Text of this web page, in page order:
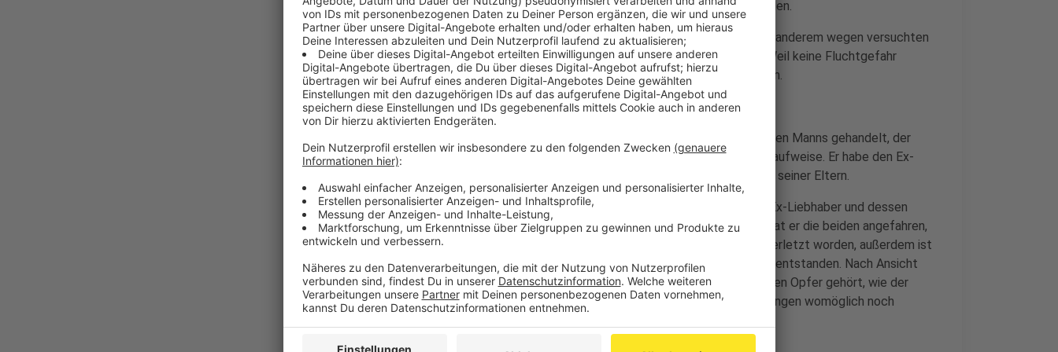
Landgericht zu einer Jugendstrafe von drei Jahren verurteilt worden.
Die Kammer hat den Mann, der zur Tatzeit 18 Jahre alt war, unter anderem wegen versuchten
Totschlags in zwei tateinheitlichen Fällen schuldig gesprochen. Weil keine Fluchtgefahr
besteht, ist der U-Haftbefehl gegen ihn heute ausgesetzt worden.
Angeklagt war er ursprünglich wegen versuchten Mordes.
Nach Ansicht der Richter hat es sich um einen Aussetzer des jungen Manns gehandelt, der
sonst nicht gewaltbereit sei oder andere "schädliche Neigungen" aufweise. Er habe den Ex-
Freund seiner Mutter bestrafen wollen für die Zerrüttung der Ehe seiner Eltern.
Bei der Tat hat der Verurteilte damals aus dem Auto heraus den Ex-Liebhaber und dessen
neue Lebensgefährtin auf einem Gehweg gesehen. Mit 38 km/h hat er die beiden angefahren,
dabei sind der Ex-Liebhaber schwer und seine Begleiterin leicht verletzt worden, außerdem ist
an dort geparkten Autos noch ein Schaden von etwa 10.000 Euro entstanden. Nach Ansicht
der Kammer ist nur mit Glück nicht mehr passiert. Hätten die beiden Opfer gehört, wie der
junge Mann auf sie zufuhr und sich umgedreht, wären die Verletzungen womöglich noch